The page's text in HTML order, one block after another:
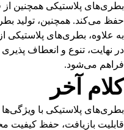
بطری‌های پلاستیکی همچنین از
حفظ می‌کند. همچنین، تولید
به علاوه، بطری‌های پلاستیکی
در نهایت، تنوع و انعطاف
فراهم می‌شود.
کلام آخر
بطری‌های پلاستیکی با
قابلیت بازیافت، حفظ کیفیت